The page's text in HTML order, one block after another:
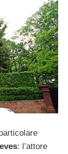
: l’attore